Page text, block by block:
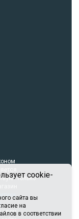
cookie-
сайта вы
на
в соответствии
только
свои